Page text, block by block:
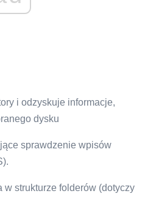
i odzyskuje informacje,
dysku
sprawdzenie wpisów
strukturze folderów (dotyczy